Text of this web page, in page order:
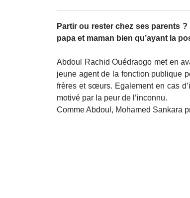
Partir ou rester chez ses parents
papa et maman bien qu’ayant la
Abdoul Rachid Ouédraogo met en
jeune agent de la fonction publique
frères et sœurs. Egalement en cas
motivé par la peur de l’inconnu.
Comme Abdoul, Mohamed Sankara